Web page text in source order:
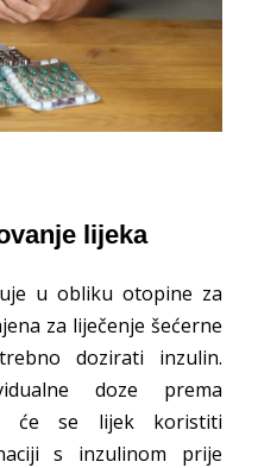
lijeka
u obliku otopine za
za liječenje šećerne
dozirati inzulin.
doze prema
će se lijek koristiti
s inzulinom prije